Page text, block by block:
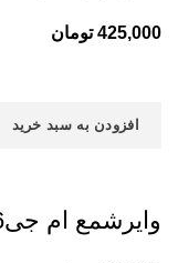
425,000 تومان
افزودن به سبد خرید
وایرشمع ام جی6 و 550 دوسیم